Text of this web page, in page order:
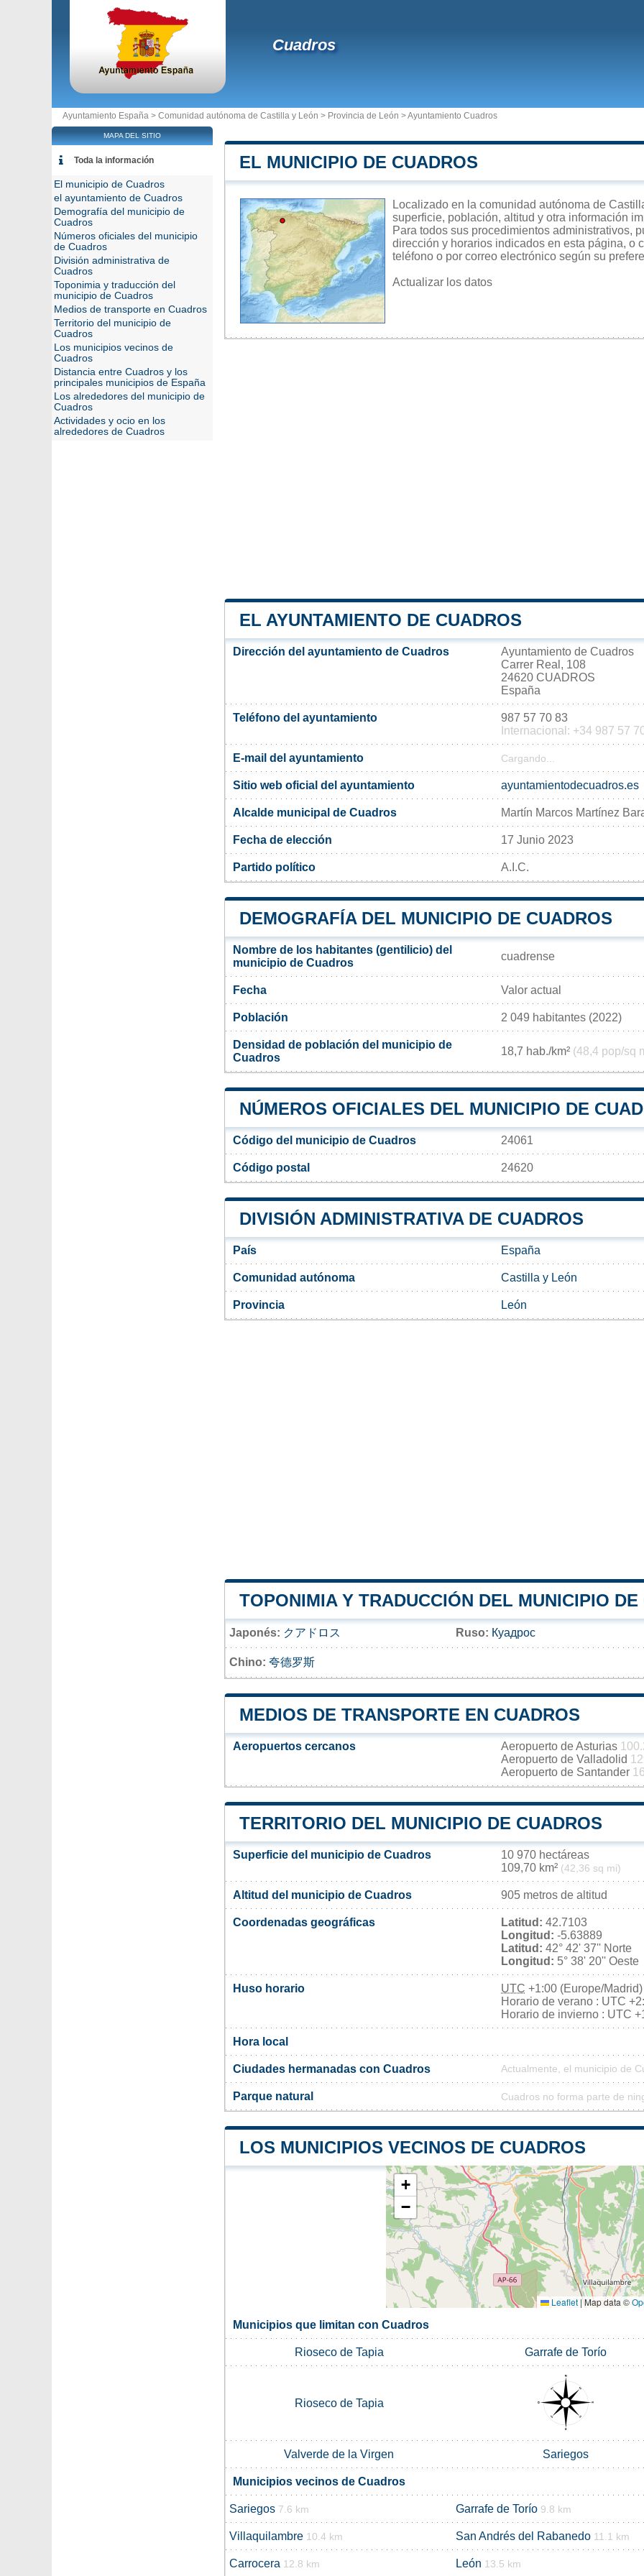
Cuadros
Ayuntamiento España > Comunidad autónoma de Castilla y León > Provincia de León >Ayuntamiento Cuadros
EL MUNICIPIO DE CUADROS
Localizado en la comunidad autónoma de
superficie, población, altitud y otra información
Para todos sus procedimientos administrativos,
dirección y horarios indicados en esta página, o
teléfono o por correo electrónico según su
Actualizar los datos
EL AYUNTAMIENTO DE CUADROS
Dirección del ayuntamiento de Cuadros
Ayuntamiento de Cuadros
Carrer Real, 108
24620 CUADROS
España
Teléfono del ayuntamiento
987 57 70 83
Internacional: +34 987 57
E-mail del ayuntamiento Cargando...
Sitio web oficial del ayuntamiento ayuntamientodecuadros.es
Alcalde municipal de Cuadros Martín Marcos Martínez
Fecha de elección 17 Junio 2023
Partido político A.I.C.
DEMOGRAFÍA DEL MUNICIPIO DE CUADROS
Nombre de los habitantes (gentilicio) del
municipio de Cuadros
cuadrense
Fecha Valor actual
Población 2 049 habitantes (2022)
Densidad de población del municipio de
Cuadros
18,7 hab./km² (48,4 pop/sq
NÚMEROS OFICIALES DEL MUNICIPIO DE
Código del municipio de Cuadros 24061
Código postal 24620
DIVISIÓN ADMINISTRATIVA DE CUADROS
País España
Comunidad autónoma Castilla y León
Provincia León
TOPONIMIA Y TRADUCCIÓN DEL MUNICIPIO DE
Japonés: クアドロス Ruso: Куадрос
Chino: 夸德罗斯
MEDIOS DE TRANSPORTE EN CUADROS
Aeropuertos cercanos Aeropuerto de Asturias
Aeropuerto de Valladolid
Aeropuerto de Santander
TERRITORIO DEL MUNICIPIO DE CUADROS
Superficie del municipio de Cuadros
10 970 hectáreas
109,70 km² (42,36 sq mi)
Altitud del municipio de Cuadros 905 metros de altitud
Coordenadas geográficas Latitud: 42.7103
Longitud: -5.63889
Latitud: 42° 42' 37'' Norte
Longitud: 5° 38' 20'' Oeste
Huso horario UTC +1:00 (Europe/Madrid)
Horario de verano : UTC
Horario de invierno : UTC
Hora local
Ciudades hermanadas con Cuadros Actualmente, el municipio de
Parque natural Cuadros no forma parte de
LOS MUNICIPIOS VECINOS DE CUADROS
+
−
Leaflet |Map data ©
Municipios que limitan con Cuadros
Rioseco de Tapia Garrafe de Torío
Rioseco de Tapia
Valverde de la Virgen Sariegos
Municipios vecinos de Cuadros
Sariegos 7.6 km Garrafe de Torío 9.8 km
Villaquilambre 10.4 km San Andrés del Rabanedo 11.1 km
Carrocera 12.8 km León 13.5 km
MAPA DEL SITIO
Toda la información
El municipio de Cuadros
el ayuntamiento de Cuadros
Demografía del municipio de
Cuadros
Números oficiales del municipio
de Cuadros
División administrativa de
Cuadros
Toponimia y traducción del
municipio de Cuadros
Medios de transporte en Cuadros
Territorio del municipio de
Cuadros
Los municipios vecinos de
Cuadros
Distancia entre Cuadros y los
principales municipios de España
Los alrededores del municipio de
Cuadros
Actividades y ocio en los
alrededores de Cuadros